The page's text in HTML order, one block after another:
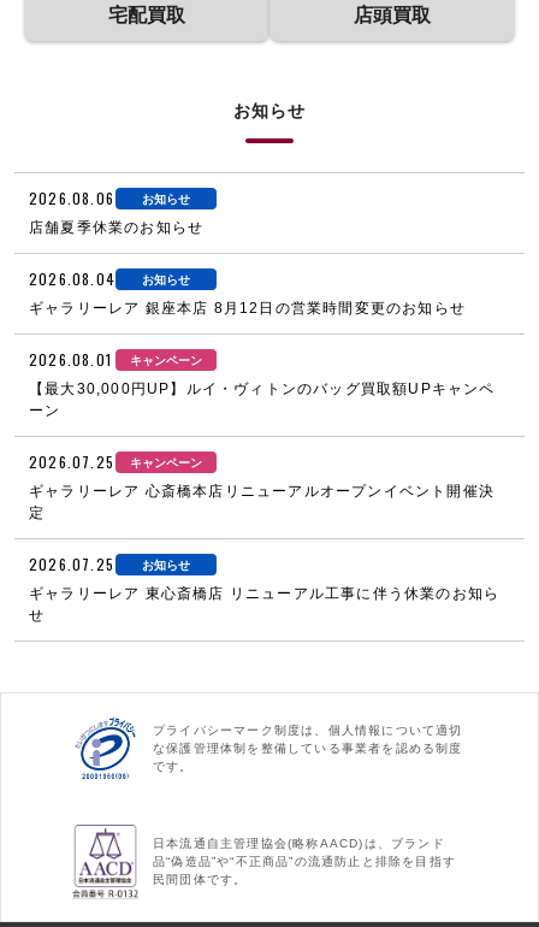
宅配買取 店頭買取
お知らせ
2026.08.06 お知らせ
店舗夏季休業のお知らせ
2026.08.04 お知らせ
ギャラリーレア 銀座本店 8月12日の営業時間変更のお知らせ
2026.08.01 キャンペーン
【最大30,000円UP】ルイ・ヴィトンのバッグ買取額UPキャンペ
ーン
2026.07.25 キャンペーン
ギャラリーレア 心斎橋本店リニューアルオープンイベント開催決
定
2026.07.25 お知らせ
ギャラリーレア 東心斎橋店 リニューアル工事に伴う休業のお知ら
せ
プライバシーマーク制度は、個人情報について適切
な保護管理体制を整備している事業者を認める制度
です。
日本流通自主管理協会(略称AACD)は、ブランド
品“偽造品”や“不正商品”の流通防止と排除を目指す
民間団体です。